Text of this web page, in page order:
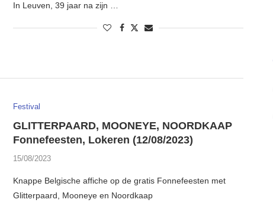
In Leuven, 39 jaar na zijn …
Festival
GLITTERPAARD, MOONEYE, NOORDKAAP
Fonnefeesten, Lokeren (12/08/2023)
15/08/2023
Knappe Belgische affiche op de gratis Fonnefeesten met
Glitterpaard, Mooneye en Noordkaap